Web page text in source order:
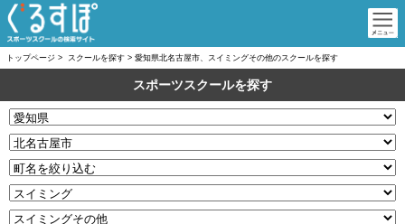
トップページ > スクールを探す > 愛知県北名古屋市、スイミングその他のスクールを探す
スポーツスクールを探す